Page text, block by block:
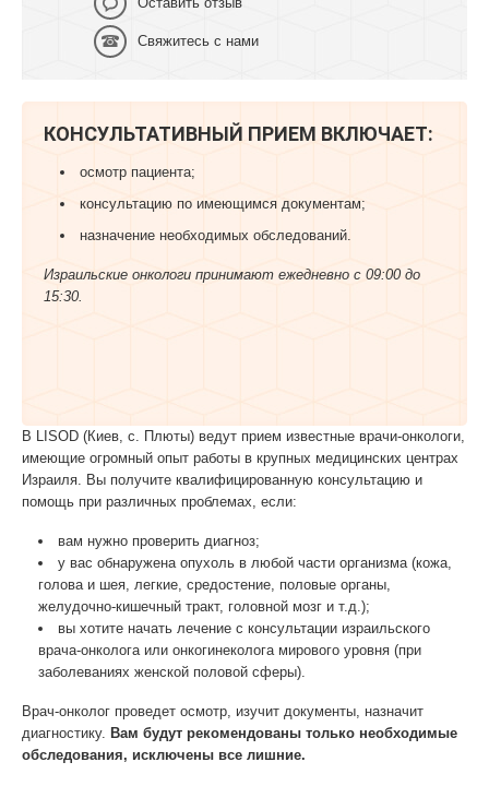
Свяжитесь с нами
КОНСУЛЬТАТИВНЫЙ ПРИЕМ ВКЛЮЧАЕТ:
осмотр пациента;
консультацию по имеющимся документам;
назначение необходимых обследований.
Израильские онкологи принимают ежедневно с 09:00 до
15:30.
В LISOD (Киев, с. Плюты) ведут прием известные врачи-онкологи,
имеющие огромный опыт работы в крупных медицинских центрах
Израиля. Вы получите квалифицированную консультацию и
помощь при различных проблемах, если:
вам нужно проверить диагноз;
у вас обнаружена опухоль в любой части организма (кожа,
голова и шея, легкие, средостение, половые органы,
желудочно-кишечный тракт, головной мозг и т.д.);
вы хотите начать лечение с консультации израильского
врача-онколога или онкогинеколога мирового уровня (при
заболеваниях женской половой сферы).
Врач-онколог проведет осмотр, изучит документы, назначит
диагностику. Вам будут рекомендованы только необходимые
обследования, исключены все лишние.